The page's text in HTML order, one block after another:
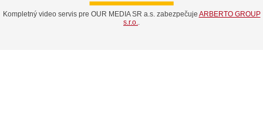
Kompletný video servis pre OUR MEDIA SR a.s. zabezpečuje ARBERTO GROUP
s.r.o..